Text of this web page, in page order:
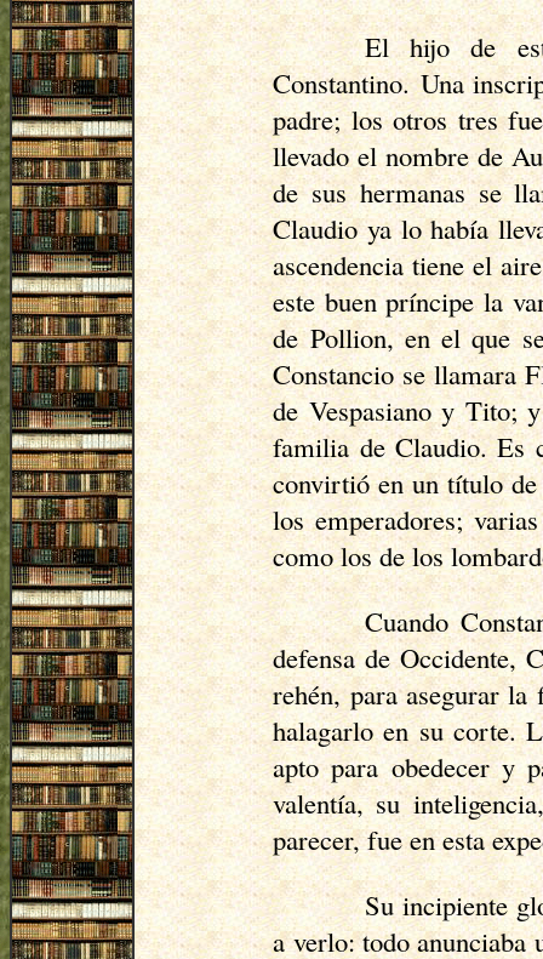
El hijo de
Constantino. Una
padre; los otros tres
llevado el nombre de
de sus hermanas se
Claudio ya lo había
ascendencia tiene el
este buen príncipe la
dePollion, en el que
Constancio se llamara
de Vespasiano y Tito;
familia de Claudio. Es
convirtió en un título de
los emperadores;
como los de los
Cuando
defensa de Occidente,
rehén, para asegurar
halagarlo en su corte.
apto para obedecer y
valentía, su
parecer, fue en esta
Su incipiente
a verlo: todo anunciaba